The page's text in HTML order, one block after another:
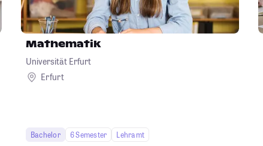
Mathematik
Universität Erfurt
Erfurt
Bachelor 6 Semester
Lehramt